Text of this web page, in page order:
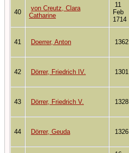
40
von Creutz, Clara
Catharine
11
Feb
1714
41 Doerrer, Anton 1362
42 Dörrer, Friedrich IV. 1301
43 Dörrer, Friedrich V. 1328
44 Dörrer, Geuda 1326